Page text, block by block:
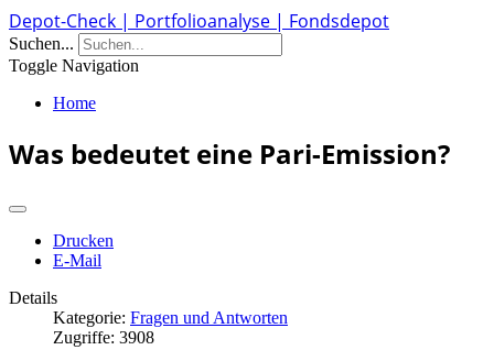
Depot-Check | Portfolioanalyse | Fondsdepot
Suchen...
Toggle Navigation
Home
Was bedeutet eine Pari-Emission?
Drucken
E-Mail
Details
Kategorie: Fragen und Antworten
Zugriffe: 3908